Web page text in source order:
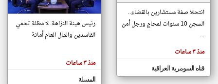
تغيير الدولة
اخبار العراق على مدار الساعة
أهم اخبار العراق العاجلة والمباشرة
المقالات
الموجوده
هنا عن
وجهة
نظر
كاتبيها.
انتحلا صفة مستشارين بالقضاء..
السجن 10 سنوات لمحامٍ ورجل أمن
...
منذ ٣ ساعات
قناه السومرية العراقية
رئيس هيئة النزاهة: لا مظلة تحمي
الفاسدين والمال العام أمانة
منذ ٣ ساعات
المسلة
klyoum.com